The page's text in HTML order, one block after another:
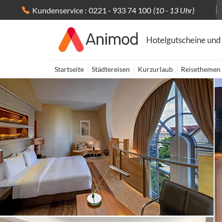
Kundenservice : 0221 - 933 74 100 (10 - 13 Uhr)
Hotelgutscheine
Startseite Städtereisen Kurzurlaub Reisethemen